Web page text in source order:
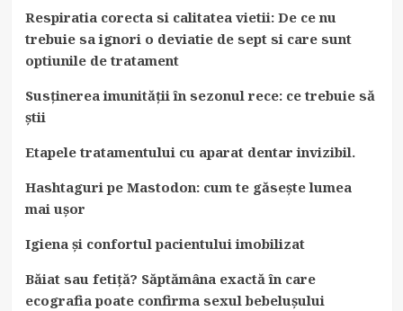
Respiratia corecta si calitatea vietii: De ce nu
trebuie sa ignori o deviatie de sept si care sunt
optiunile de tratament
Susținerea imunității în sezonul rece: ce trebuie să
știi
Etapele tratamentului cu aparat dentar invizibil.
Hashtaguri pe Mastodon: cum te găsește lumea
mai ușor
Igiena și confortul pacientului imobilizat
Băiat sau fetiță? Săptămâna exactă în care
ecografia poate confirma sexul bebelușului